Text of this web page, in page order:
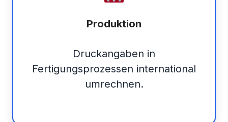
Produktion
Druckangaben in
Fertigungsprozessen international
umrechnen.